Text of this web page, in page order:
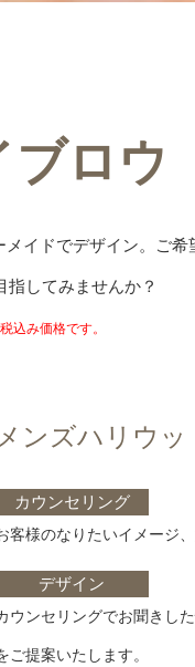
ブロウ
イドでデザイン。ご希
指してみませんか？
込み価格です。
メンズハリウ
カウンセリング
客様のなりたいイメージ
デザイン
ウンセリングでお聞きし
ご提案いたします。